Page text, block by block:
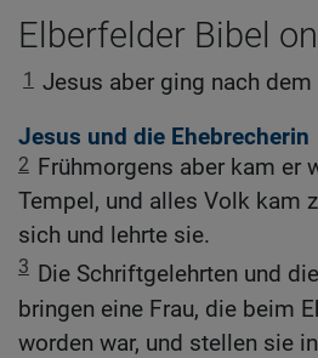
Elberfelder Bibel
1 Jesus aber ging nach dem
Jesus und die Ehebrecherin
2 Frühmorgens aber kam er
Tempel, und alles Volk kam
sich und lehrte sie.
3 Die Schriftgelehrten und
bringen eine Frau, die beim
worden war, und stellen sie